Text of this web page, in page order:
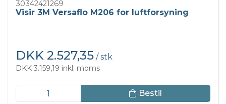
30342421269
Visir 3M Versaflo M206 for luftforsyning
DKK 2.527,35 / stk
DKK 3.159,19 inkl. moms
Bestil